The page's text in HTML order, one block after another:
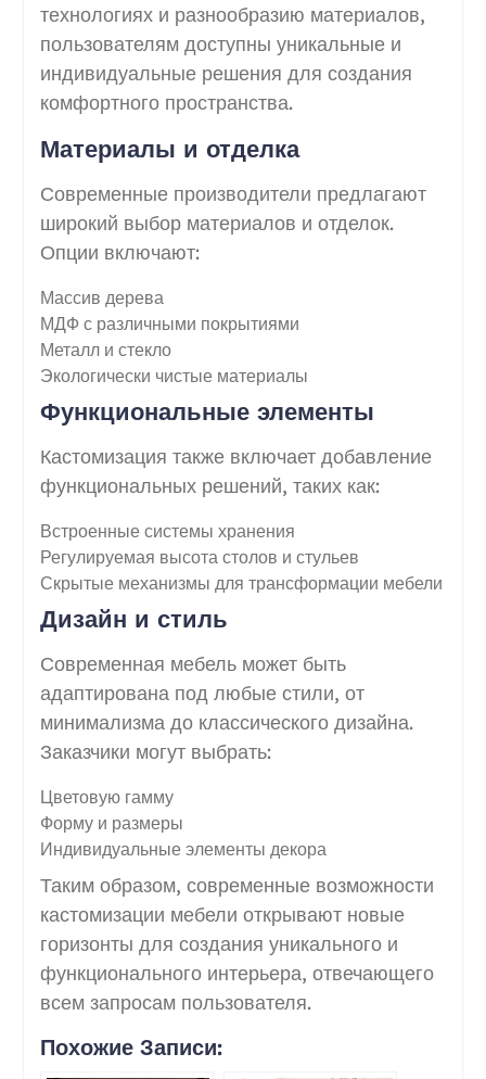
технологиях и разнообразию материалов,
пользователям доступны уникальные и
индивидуальные решения для создания
комфортного пространства.
Материалы и отделка
Современные производители предлагают
широкий выбор материалов и отделок.
Опции включают:
Массив дерева
МДФ с различными покрытиями
Металл и стекло
Экологически чистые материалы
Функциональные элементы
Кастомизация также включает добавление
функциональных решений, таких как:
Встроенные системы хранения
Регулируемая высота столов и стульев
Скрытые механизмы для трансформации мебели
Дизайн и стиль
Современная мебель может быть
адаптирована под любые стили, от
минимализма до классического дизайна.
Заказчики могут выбрать:
Цветовую гамму
Форму и размеры
Индивидуальные элементы декора
Таким образом, современные возможности
кастомизации мебели открывают новые
горизонты для создания уникального и
функционального интерьера, отвечающего
всем запросам пользователя.
Похожие Записи: